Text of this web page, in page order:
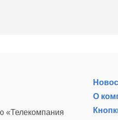
«Телекомпания
О